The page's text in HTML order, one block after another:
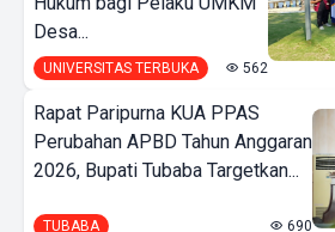
Desa...
UNIVERSITAS TERBUKA 562
Rapat Paripurna KUA PPAS
Perubahan APBD Tahun Anggaran
2026, Bupati Tubaba Targetkan...
TUBABA 690